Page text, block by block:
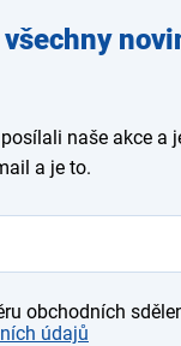
naše akce a
a je to.
obchodních
údajů